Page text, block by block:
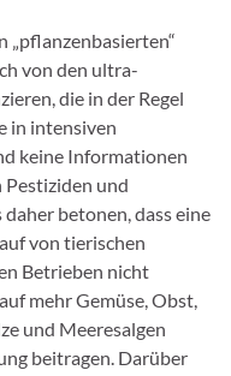
„pflanzenbasierten“
von den ultra-
die in der Regel
in intensiven
keine Informationen
Pestiziden und
betonen, dass eine
von tierischen
Betrieben nicht
mehr Gemüse, Obst,
und Meeresalgen
beitragen. Darüber